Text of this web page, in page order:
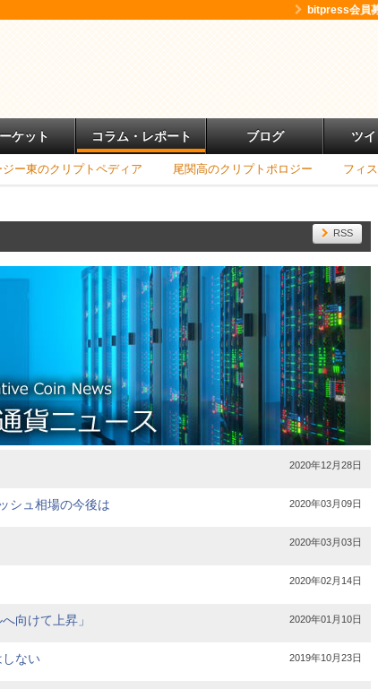
bitpress会員
ケット コラム・レポート ブログ ツ
ジー東のクリプトペディア 尾関高のクリプトポロジー フィ
RSS
2020年12月28日
シュ相場の今後は 2020年03月09日
2020年03月03日
2020年02月14日
向けて上昇」 2020年01月10日
ない 2019年10月23日